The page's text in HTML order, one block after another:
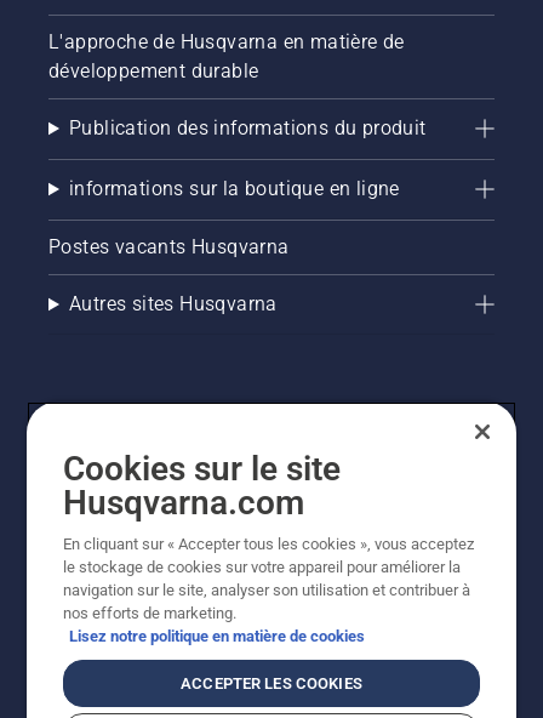
L'approche de Husqvarna en matière de
développement durable
Publication des informations du produit
informations sur la boutique en ligne
Postes vacants Husqvarna
Autres sites Husqvarna
© Husqvarna AB (publ). Tous droits réservés. Les prix
indiqués sont des prix de vente conseillés. Tous les prix
indiqués sont des prix de vente recommandés (TVA
incluse), sauf si le produit est disponible pour un achat
direct.
Politique relative aux cookiesConditions d'utilisation
Cookies sur le site
Husqvarna.com
En cliquant sur « Accepter tous les cookies », vous acceptez
le stockage de cookies sur votre appareil pour améliorer la
navigation sur le site, analyser son utilisation et contribuer à
nos efforts de marketing.
Lisez notre politique en matière de cookies
ACCEPTER LES COOKIES